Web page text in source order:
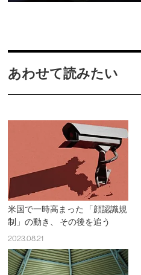
あわせて読みたい
米国で一時高まった 「顔認識規
制」の動き、 その後を追う
2023.08.21